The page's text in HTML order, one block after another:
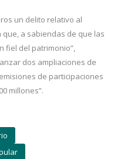
un delito relativo al
que, a sabiendas de que las
fiel del patrimonio”,
dos ampliaciones de
de participaciones
millones”.